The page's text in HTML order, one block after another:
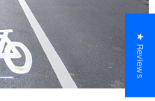
★ Reviews